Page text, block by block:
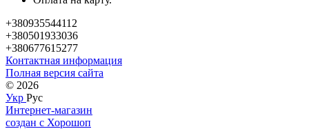
+380935544112
+380501933036
+380677615277
Контактная информация
Полная версия сайта
© 2026
Укр Рус
Интернет-магазин
создан с Хорошоп